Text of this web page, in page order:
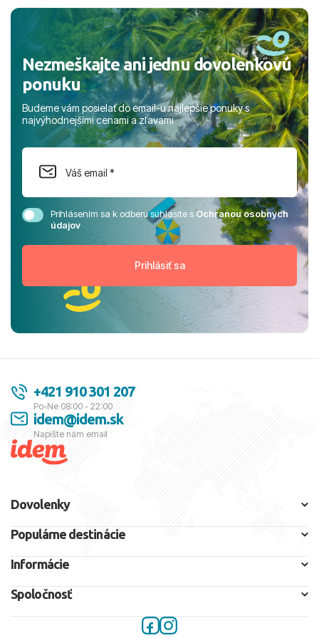
Nezmeškajte ani jednu dovolenkovú
ponuku
Budeme vám posielať do email-u najlepšie ponuky s
najvýhodnejšími cenami a zľavami
Prihlásením sa k odberu súhlasíte sOchranou osobných
údajov
+421 910 301 207
Po-Ne 08:00 - 22:00
idem@idem.sk
Napíšte nám email
Dovolenky
Populárne destinácie
Informácie
Spoločnosť